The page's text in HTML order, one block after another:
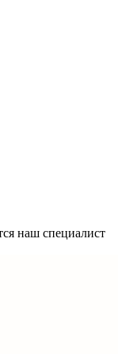
наш специалист